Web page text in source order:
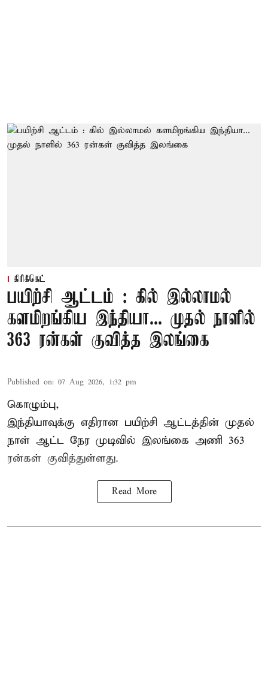
கிரிக்கெட்
பயிற்சி ஆட்டம் : கில் இல்லாமல்
களமிறங்கிய இந்தியா... முதல் நாளில்
363 ரன்கள் குவித்த இலங்கை
Published on: 07 Aug 2026, 1:32 pm
கொழும்பு,
இந்தியாவுக்கு எதிரான பயிற்சி ஆட்டத்தின் முதல்
நாள் ஆட்ட நேர முடிவில் இலங்கை அணி 363
ரன்கள் குவித்துள்ளது.
Read More